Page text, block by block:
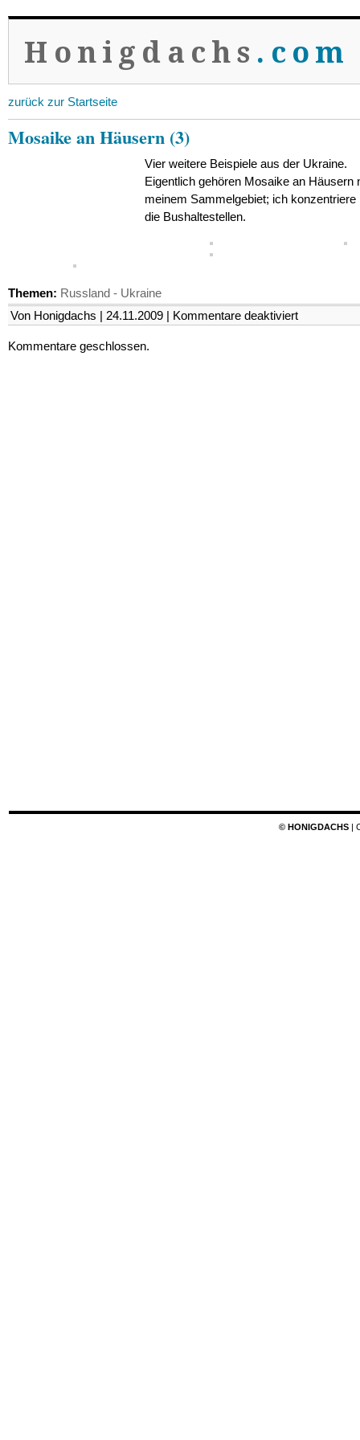
Honigdachs .com
zurück zur Startseite
Mosaike an Häusern (3)
Vier weitere Beispiele aus der Ukraine.
Eigentlich gehören Mosaike an Häusern
meinem Sammelgebiet; ich konzentriere
die Bushaltestellen.
Themen: Russland - Ukraine
Von Honigdachs | 24.11.2009 | Kommentare deaktiviertfür
Mosaike
Kommentare geschlossen.
© HONIGDACHS |